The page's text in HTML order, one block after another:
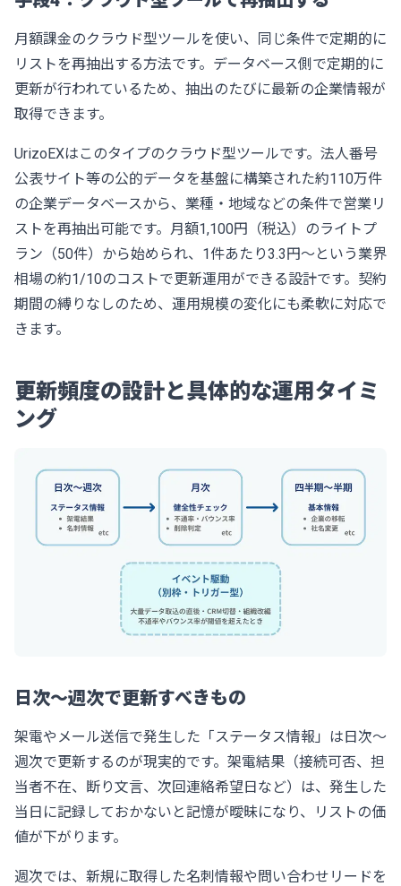
月額課金のクラウド型ツールを使い、同じ条件で定期的に
リストを再抽出する方法です。データベース側で定期的に
更新が行われているため、抽出のたびに最新の企業情報が
取得できます。
UrizoEXはこのタイプのクラウド型ツールです。法人番号
公表サイト等の公的データを基盤に構築された約110万件
の企業データベースから、業種・地域などの条件で営業リ
ストを再抽出可能です。月額1,100円（税込）のライトプ
ラン（50件）から始められ、1件あたり3.3円〜という業界
相場の約1/10のコストで更新運用ができる設計です。契約
期間の縛りなしのため、運用規模の変化にも柔軟に対応で
きます。
更新頻度の設計と具体的な運用タイミ
ング
日次〜週次で更新すべきもの
架電やメール送信で発生した「ステータス情報」は日次〜
週次で更新するのが現実的です。架電結果（接続可否、担
当者不在、断り文言、次回連絡希望日など）は、発生した
当日に記録しておかないと記憶が曖昧になり、リストの価
値が下がります。
週次では、新規に取得した名刺情報や問い合わせリードを